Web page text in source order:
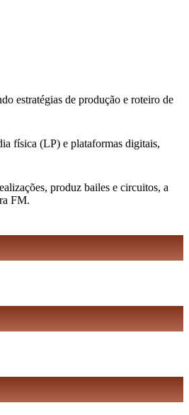
estratégias de produção e roteiro de
física (LP) e plataformas digitais,
produz bailes e circuitos, a
FM.